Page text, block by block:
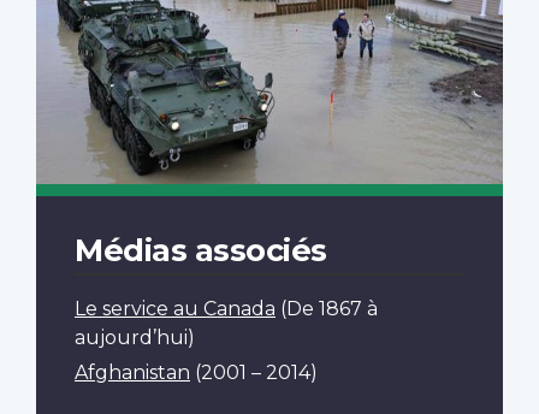
Médias associés
Le service au Canada (De 1867 à
aujourd’hui)
Afghanistan (2001 – 2014)